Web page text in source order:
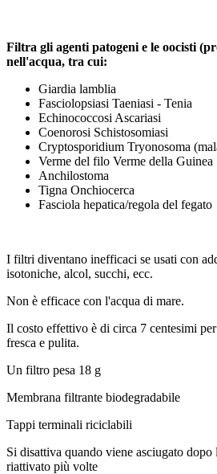
Filtra gli agenti patogeni e le oocisti
nell'acqua, tra cui:
Giardia lamblia
Fasciolopsiasi Taeniasi - Tenia
Echinococcosi Ascariasi
Coenorosi Schistosomiasi
Cryptosporidium Tryonosoma
Verme del filo Verme della Guinea
Anchilostoma
Tigna Onchiocerca
Fasciola hepatica/regola del fegato
I filtri diventano inefficaci se usati con
isotoniche, alcol, succhi, ecc.
Non è efficace con l'acqua di mare.
Il costo effettivo è di circa 7 centesimi
fresca e pulita.
Un filtro pesa 18 g
Membrana filtrante biodegradabile
Tappi terminali riciclabili
Si disattiva quando viene asciugato dopo
riattivato più volte